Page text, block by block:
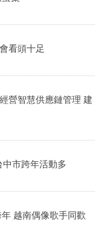
看頭十足
營智慧供應鏈管理 建
中市跨年活動多
越南偶像歌手同歡